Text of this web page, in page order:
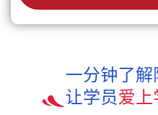
一分钟了解
让学员爱上